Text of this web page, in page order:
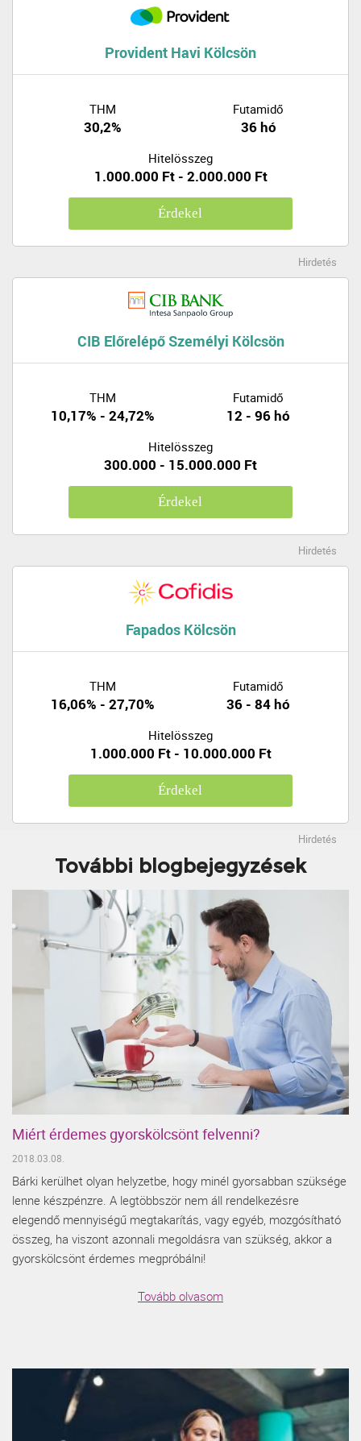
Provident Havi Kölcsön
THM
30,2%
Futamidő
36 hó
Hitelösszeg
1.000.000 Ft - 2.000.000 Ft
Érdekel
Hirdetés
CIB Előrelépő Személyi Kölcsön
THM
10,17% - 24,72%
Futamidő
12 - 96 hó
Hitelösszeg
300.000 - 15.000.000 Ft
Érdekel
Hirdetés
Fapados Kölcsön
THM
16,06% - 27,70%
Futamidő
36 - 84 hó
Hitelösszeg
1.000.000 Ft - 10.000.000 Ft
Érdekel
Hirdetés
További blogbejegyzések
Miért érdemes gyorskölcsönt felvenni?
2018.03.08.
Bárki kerülhet olyan helyzetbe, hogy minél gyorsabban szüksége
lenne készpénzre. A legtöbbször nem áll rendelkezésre
elegendő mennyiségű megtakarítás, vagy egyéb, mozgósítható
összeg, ha viszont azonnali megoldásra van szükség, akkor a
gyorskölcsönt érdemes megpróbálni!
Tovább olvasom